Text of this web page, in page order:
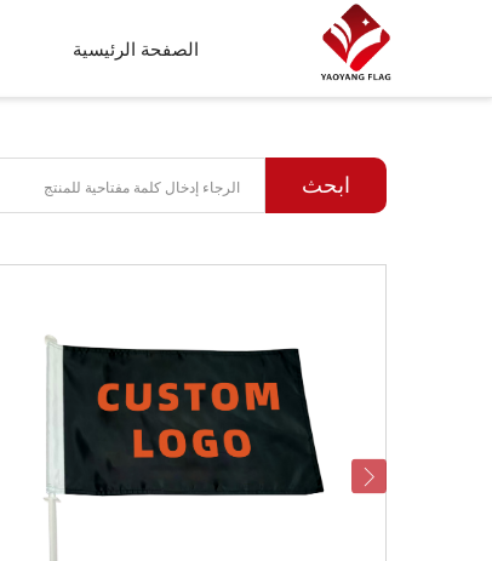
الصفحة الرئيسية
علم الشاطئ
ابحث